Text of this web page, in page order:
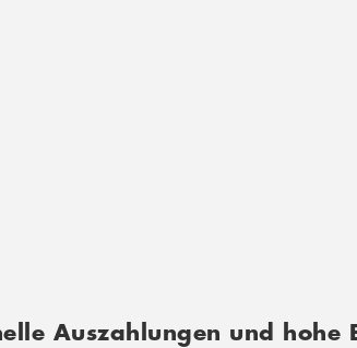
Auszahlungen und hohe